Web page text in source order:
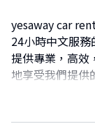
yesaway car
24小時中文服
提供專業，高效
地享受我們提供
美國：洛杉磯/
紐西蘭：基督
澳洲：珀斯/雪